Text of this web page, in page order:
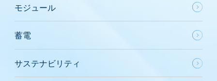
モジュール
蓄電
サステナビリティ